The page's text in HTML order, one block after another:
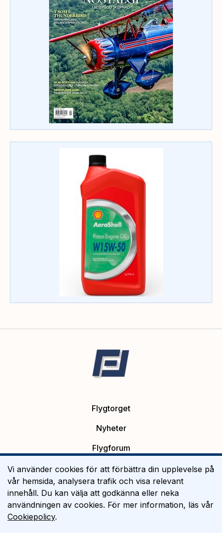
Flygtorget
Nyheter
Flygforum
Platsannonser
Flygutbildning
Om Flygtorget
Vi använder cookies för att förbättra din upplevelse på
vår hemsida, analysera trafik och visa relevant
innehåll. Du kan välja att godkänna eller neka
användningen av cookies. För mer information, läs vår
Cookiepolicy.